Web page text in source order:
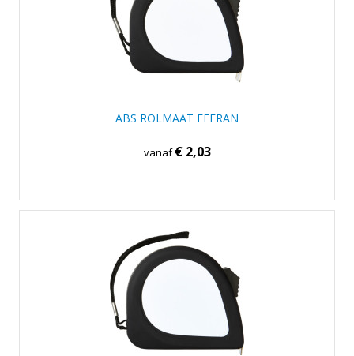
ABS ROLMAAT EFFRAN
vanaf€ 2,03